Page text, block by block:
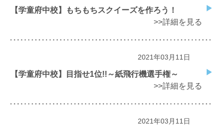
【学童府中校】もちもちスクイーズを作ろう！
>>詳細を見る
2021年03月11日
【学童府中校】目指せ1位!!～紙飛行機選手権～
>>詳細を見る
2021年03月11日